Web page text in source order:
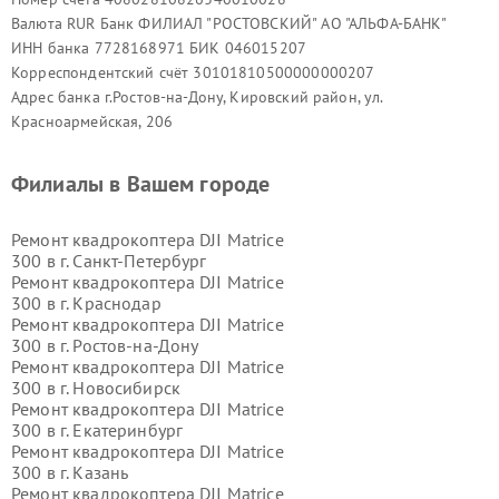
Валюта RUR Банк ФИЛИАЛ "РОСТОВСКИЙ" АО "АЛЬФА-БАНК"
ИНН банка 7728168971 БИК 046015207
Корреспондентский счёт 30101810500000000207
Адрес банка г.Ростов-на-Дону, Кировский район, ул.
Красноармейская, 206
Филиалы в Вашем городе
Ремонт квадрокоптера DJI Matrice
300 в г. Санкт-Петербург
Ремонт квадрокоптера DJI Matrice
300 в г. Краснодар
Ремонт квадрокоптера DJI Matrice
300 в г. Ростов-на-Дону
Ремонт квадрокоптера DJI Matrice
300 в г. Новосибирск
Ремонт квадрокоптера DJI Matrice
300 в г. Екатеринбург
Ремонт квадрокоптера DJI Matrice
300 в г. Казань
Ремонт квадрокоптера DJI Matrice